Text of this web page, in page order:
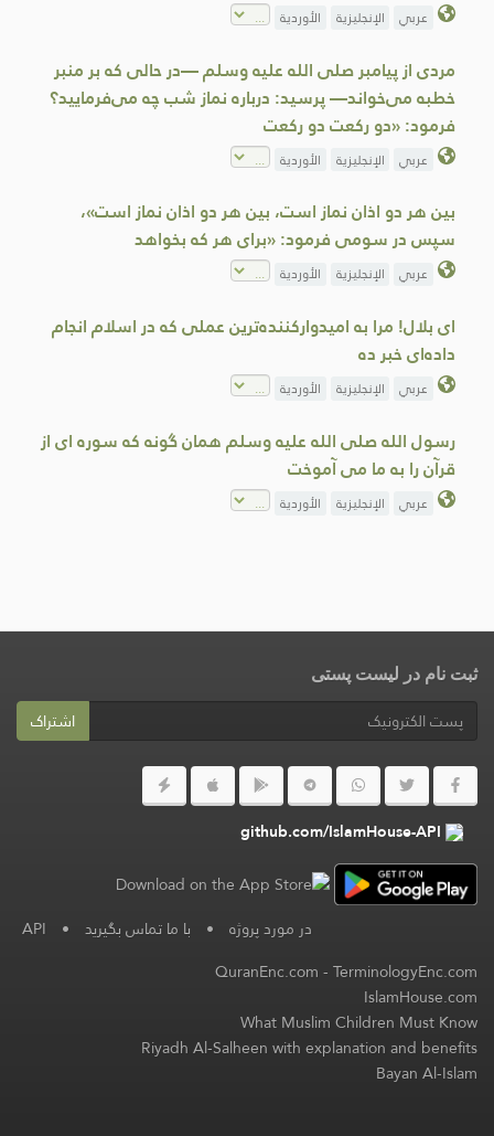
عربي الإنجليزية الأوردية
مردی از پیامبر صلى الله عليه وسلم —در حالی که بر منبر
خطبه می‌خواند— پرسید: درباره نماز شب چه می‌فرمایید؟
فرمود: «دو رکعت دو رکعت
عربي الإنجليزية الأوردية
بین هر دو اذان نماز است، بین هر دو اذان نماز است»،
سپس در سومی فرمود: «برای هر که بخواهد
عربي الإنجليزية الأوردية
ای بلال! مرا به امیدوارکننده‌ترین عملی که در اسلام انجام
داده‌ای خبر ده
عربي الإنجليزية الأوردية
رسول الله صلى الله عليه وسلم همان گونه كه سوره ای از
قرآن را به ما می آموخت
عربي الإنجليزية الأوردية
ثبت نام در لیست پستی
اشتراک
github.com/IslamHouse-API
در مورد پروژه • با ما تماس بگیرید •
API
QuranEnc.com-TerminologyEnc.com
IslamHouse.com
What Muslim Children Must Know
Riyadh Al-Salheen with explanation and benefits
Bayan Al-Islam